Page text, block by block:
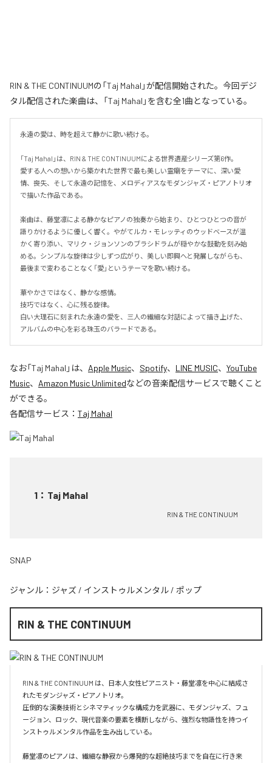
RIN & THE CONTINUUMの「Taj Mahal」が配信開始された。今回デジ
タル配信された楽曲は、「Taj Mahal」を含む全1曲となっている。
永遠の愛は、時を超えて静かに歌い続ける。
「Taj Mahal」は、RIN & THE CONTINUUMによる世界遺産シリーズ第6作。
愛する人への想いから築かれた世界で最も美しい霊廟をテーマに、深い愛
情、喪失、そして永遠の記憶を、メロディアスなモダンジャズ・ピアノトリオ
で描いた作品である。
楽曲は、藤堂凛による静かなピアノの独奏から始まり、ひとつひとつの音が
語りかけるように優しく響く。やがてルカ・モレッティのウッドベースが温
かく寄り添い、マリク・ジョンソンのブラシドラムが穏やかな鼓動を刻み始
める。シンプルな旋律は少しずつ広がり、美しい即興へと発展しながらも、
最後まで変わることなく「愛」というテーマを歌い続ける。
華やかさではなく、静かな感情。
技巧ではなく、心に残る旋律。
白い大理石に刻まれた永遠の愛を、三人の繊細な対話によって描き上げた、
アルバムの中心を彩る珠玉のバラードである。
なお「Taj Mahal 」は、 Apple Music、 Spotify、 LINE MUSIC、 YouTube
Music、 Amazon Music Unlimitedなどの音楽配信サービスで聴くこと
ができる。
各配信サービス： Taj Mahal
1 ： Taj Mahal
RIN & THE CONTINUUM
SNAP
ジャンル： ジャズ / インストゥルメンタル / ポップ
RIN & THE CONTINUUM
RIN & THE CONTINUUM は、日本人女性ピアニスト・藤堂凛を中心に結成さ
れたモダンジャズ・ピアノトリオ。
圧倒的な演奏技術とシネマティックな構成力を武器に、モダンジャズ、フュ
ージョン、ロック、現代音楽の要素を横断しながら、強烈な物語性を持つイ
ンストゥルメンタル作品を生み出している。
藤堂凛のピアノは、繊細な静寂から爆発的な超絶技巧までを自在に行き来